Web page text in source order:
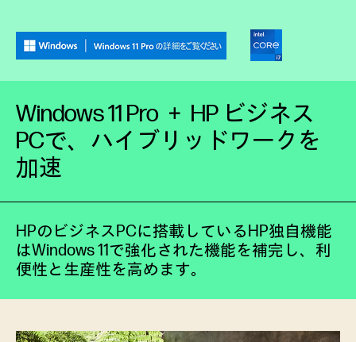
Windows 11 Pro ＋ HP ビジネス
PCで、ハイブリッドワークを
加速
HPのビジネスPCに搭載しているHP独自機能
はWindows 11で強化された機能を補完し、利
便性と生産性を高めます。